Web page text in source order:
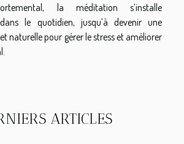
la méditation s’installe
le quotidien, jusqu’à devenir une
naturelle pour gérer le stress et améliorer
ARTICLES